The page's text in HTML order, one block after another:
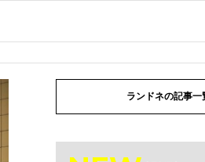
ランドネの記事一